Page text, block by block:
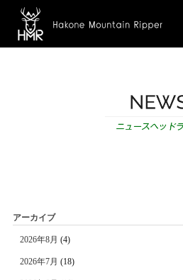
アーカイブ
2026年8月 (4)
2026年7月 (18)